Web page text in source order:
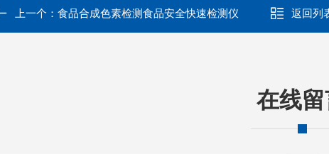
上一个：食品合成色素检测食品安全快速检测仪 返回列
在线